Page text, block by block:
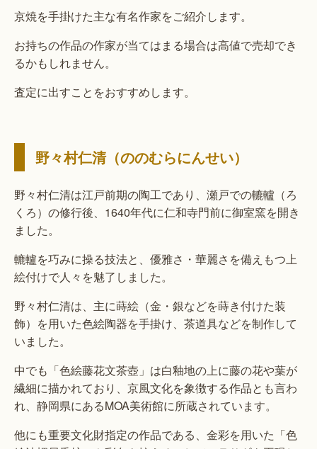
京焼を手掛けた主な有名作家をご紹介します。
お持ちの作品の作家が当てはまる場合は高値で売却でき
るかもしれません。
査定に出すことをおすすめします。
野々村仁清（ののむらにんせい）
野々村仁清は江戸前期の陶工であり、瀬戸での轆轤（ろ
くろ）の修行後、1640年代に仁和寺門前に御室窯を開き
ました。
轆轤を巧みに操る技法と、優雅さ・華麗さを備えもつ上
絵付けで人々を魅了しました。
野々村仁清は、主に蒔絵（金・銀などを蒔き付けた装
飾）を用いた色絵陶器を手掛け、茶道具などを制作して
いました。
中でも「色絵藤花文茶壺」は白釉地の上に藤の花や葉が
繊細に描かれており、京風文化を象徴する作品とも言わ
れ、静岡県にあるMOA美術館に所蔵されています。
他にも重要文化財指定の作品である、金彩を用いた「色